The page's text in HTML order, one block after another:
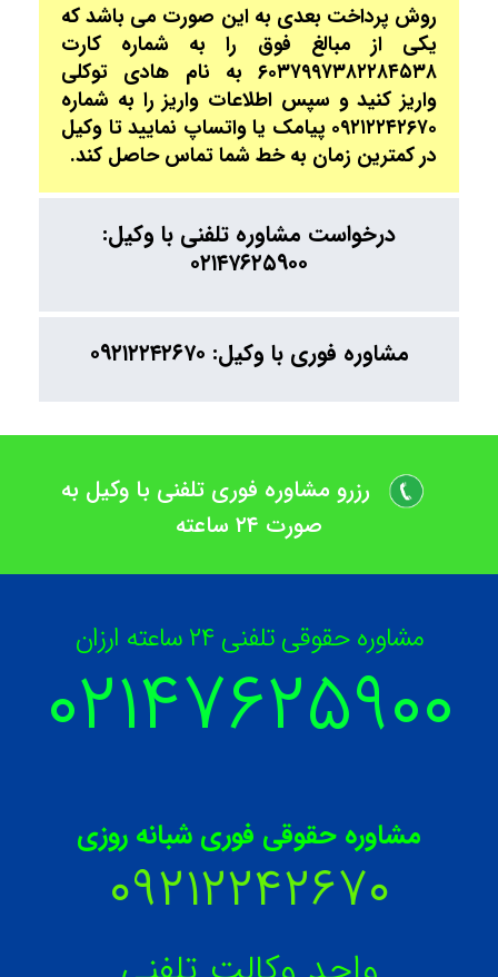
روش پرداخت بعدی به این صورت می باشد که
یکی از مبالغ فوق را به شماره کارت
۶۰۳۷۹۹۷۳۸۲۲۸۴۵۳۸ به نام هادی توکلی
واریز کنید و سپس اطلاعات واریز را به شماره
۰۹۲۱۲۲۴۲۶۷۰ پیامک یا واتساپ نمایید تا وکیل
در کمترین زمان به خط شما تماس حاصل کند.
درخواست مشاوره تلفنی با وکیل:
۰۲۱۴۷۶۲۵۹۰۰
مشاوره فوری با وکیل: ۰۹۲۱۲۲۴۲۶۷۰
رزرو مشاوره فوری تلفنی با وکیل به
صورت ۲۴ ساعته
مشاوره حقوقی تلفنی ۲۴ ساعته ارزان
۰۲۱۴۷۶۲۵۹۰۰
مشاوره حقوقی فوری شبانه روزی
۰۹۲۱۲۲۴۲۶۷۰